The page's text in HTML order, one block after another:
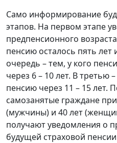
Само информирование
этапов. На первом этапе
предпенсионного
пенсию осталось пять
очередь – тем, у кого
через 6 – 10 лет. В третью
пенсию через 11 – 15 лет.
самозанятые граждане
(мужчины) и 40 лет
получают уведомления о
будущей страховой